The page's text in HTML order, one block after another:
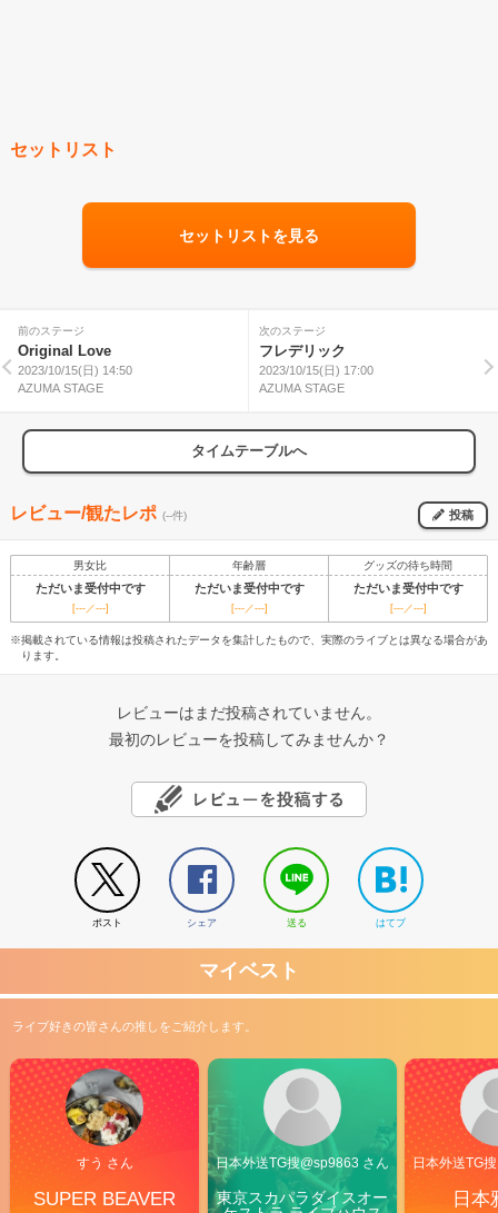
セットリスト
セットリストを見る
前のステージ
Original Love
2023/10/15(日) 14:50
AZUMA STAGE
次のステージ
フレデリック
2023/10/15(日) 17:00
AZUMA STAGE
タイムテーブルへ
レビュー/観たレポ (--件) 投稿
男女比 年齢層 グッズの待ち時間
ただいま受付中です ただいま受付中です ただいま受付中です
[---／---] [---／---] [---／---]
※掲載されている情報は投稿されたデータを集計したもので、実際のライブとは異なる場合があ
ります。
レビューはまだ投稿されていません。
最初のレビューを投稿してみませんか？
ポスト シェア 送る はてブ
マイベスト
ライブ好きの皆さんの推しをご紹介します。
すう さん
SUPER BEAVER
日本外送TG搜@sp9863 さん
東京スカパラダイスオー
日本外送TG
日本